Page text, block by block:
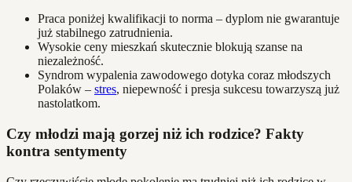
Praca poniżej kwalifikacji to norma – dyplom nie gwarantuje
już stabilnego zatrudnienia.
Wysokie ceny mieszkań skutecznie blokują szanse na
niezależność.
Syndrom wypalenia zawodowego dotyka coraz młodszych
Polaków – stres, niepewność i presja sukcesu towarzyszą już
nastolatkom.
Czy młodzi mają gorzej niż ich rodzice? Fakty
kontra sentymenty